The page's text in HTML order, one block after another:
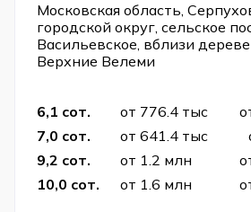
Московская область,
городской округ, сельское
Васильевское, вблизи
Верхние Велеми
6,1 сот. от 776.4 тыс
7,0 сот.
от 641.4 тыс
9,2 сот.
от 1.2 млн
10,0 сот.
от 1.6 млн